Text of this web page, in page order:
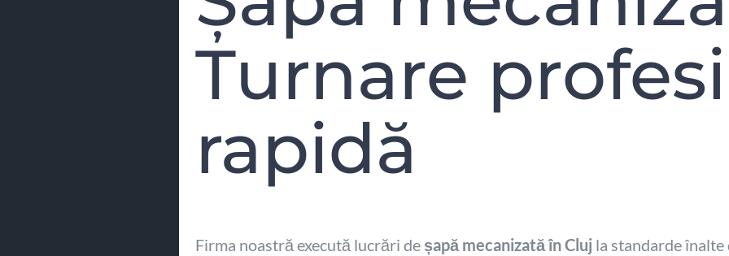
Turnare
rapidă
Firma noastră execută lucrări de șapă mecanizată în Clujla standarde înalte